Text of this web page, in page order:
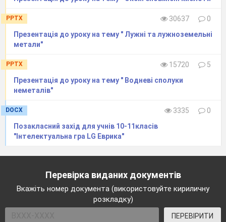
PPTX 30637
0
Презентація до уроку на тему " Лужні та лужноземельні
метали"
PPTX 15720
5
Презентація до уроку на тему " Водневі сполуки
неметалів"
DOCX 3335
0
Позакласний захід для учнів 10-11класів
"Інтелектуальна гра LG Еврика"
Перевірка виданих документів
Вкажіть номер документа (використовуйте кириличну
розкладку)
ПЕРЕВІРИТИ